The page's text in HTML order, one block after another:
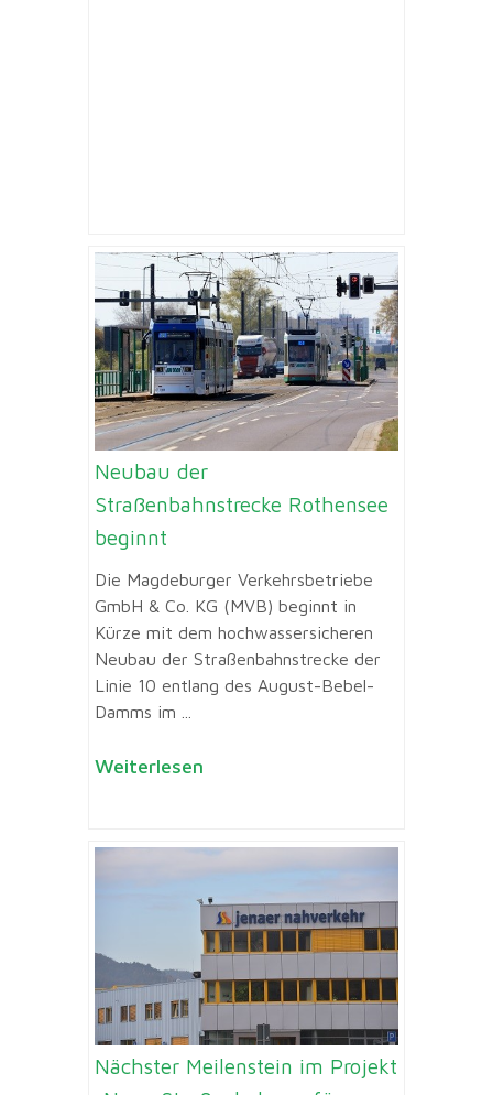
Neubau der
Straßenbahnstrecke Rothensee
beginnt
Die Magdeburger Verkehrsbetriebe
GmbH & Co. KG (MVB) beginnt in
Kürze mit dem hochwassersicheren
Neubau der Straßenbahnstrecke der
Linie 10 entlang des August-Bebel-
Damms im ...
Weiterlesen
Nächster Meilenstein im Projekt